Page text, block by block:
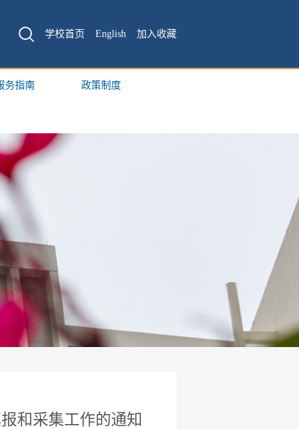
学校首页 English 加入收藏
务指南 政策制度
首页 > 博士后工作> 通知公示> 正文
和采集工作的通知